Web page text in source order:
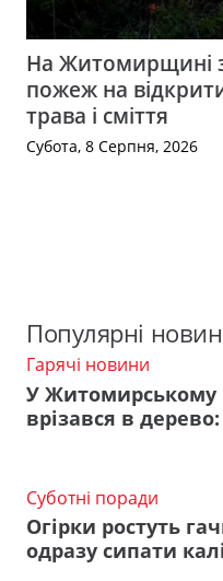
На Житомирщині
пожеж на
трава і сміття
Субота, 8 Серпня, 2026
Популярні
Гарячі новини
У Житомирському
врізався в
Суботні поради
Огірки ростуть
одразу сипати